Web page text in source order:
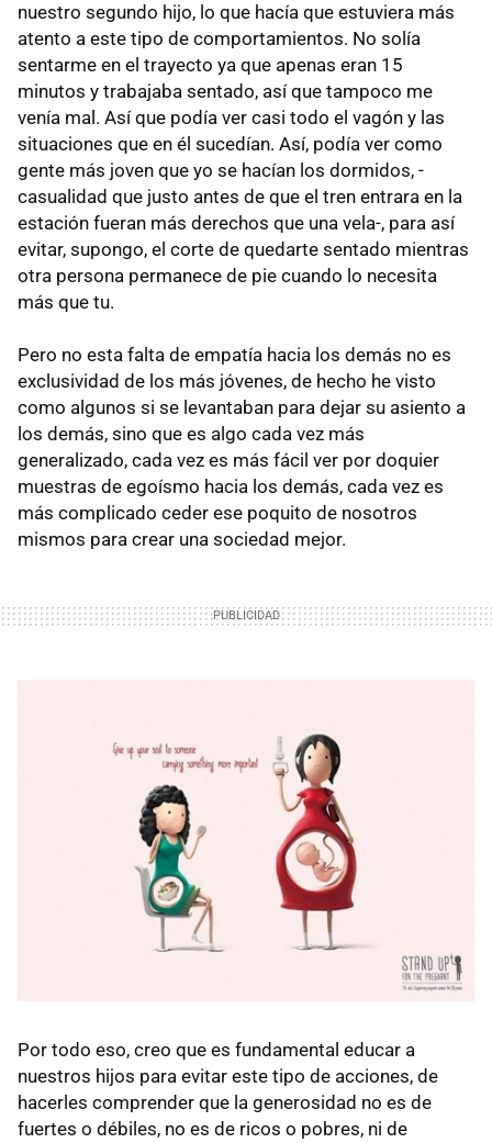
nuestro segundo hijo, lo que hacía que estuviera más
atento a este tipo de comportamientos. No solía
sentarme en el trayecto ya que apenas eran 15
minutos y trabajaba sentado, así que tampoco me
venía mal. Así que podía ver casi todo el vagón y las
situaciones que en él sucedían. Así, podía ver como
gente más joven que yo se hacían los dormidos, -
casualidad que justo antes de que el tren entrara en la
estación fueran más derechos que una vela-, para así
evitar, supongo, el corte de quedarte sentado mientras
otra persona permanece de pie cuando lo necesita
más que tu.
Pero no esta falta de empatía hacia los demás no es
exclusividad de los más jóvenes, de hecho he visto
como algunos si se levantaban para dejar su asiento a
los demás, sino que es algo cada vez más
generalizado, cada vez es más fácil ver por doquier
muestras de egoísmo hacia los demás, cada vez es
más complicado ceder ese poquito de nosotros
mismos para crear una sociedad mejor.
Por todo eso, creo que es fundamental educar a
nuestros hijos para evitar este tipo de acciones, de
hacerles comprender que la generosidad no es de
fuertes o débiles, no es de ricos o pobres, ni de